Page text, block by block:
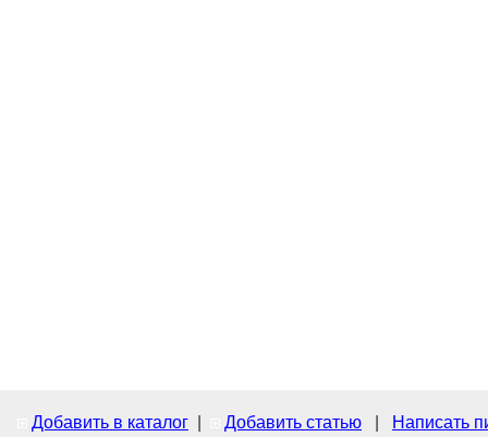
Добавить в каталог Добавить статью
Написать